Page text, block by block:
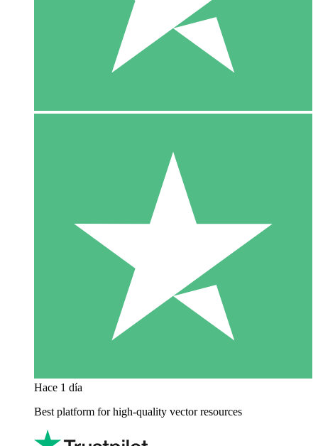
Hace 1 día
Best platform for high-quality vector resources